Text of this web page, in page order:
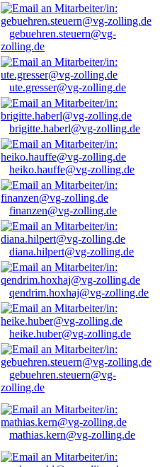
gebuehren.steuern@vg-
zolling.de
ute.gresser@vg-zolling.de
brigitte.haberl@vg-zolling.de
heiko.hauffe@vg-zolling.de
finanzen@vg-zolling.de
diana.hilpert@vg-zolling.de
qendrim.hoxhaj@vg-zolling.de
heike.huber@vg-zolling.de
gebuehren.steuern@vg-
zolling.de
mathias.kern@vg-zolling.de